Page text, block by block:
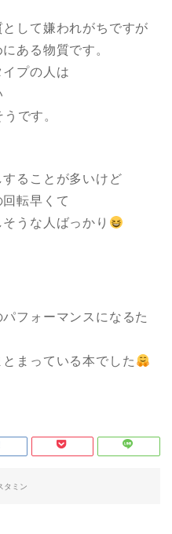
して嫌われがちですが
ある物質です。
プの人は
です。
ることが多いけど
転早くて
うな人ばっかり
フォーマンスになるた
まっている本でした
タミン